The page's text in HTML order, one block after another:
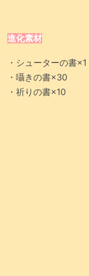
進化素材
・シューターの書×1
・囁きの書×30
・祈りの書×10